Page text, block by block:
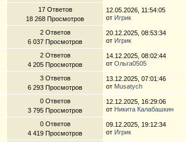
17 Ответов
18 268 Просмотров
12.05.2026, 11:54:05
от Игрик
2 Ответов
6 037 Просмотров
20.12.2025, 08:53:34
от Игрик
2 Ответов
4 205 Просмотров
14.12.2025, 08:02:44
отОльга0505
3 Ответов
6 293 Просмотров
13.12.2025, 07:01:46
от Musatych
0 Ответов
3 795 Просмотров
12.12.2025, 16:29:06
от Никита Калабашкин
0 Ответов
4 419 Просмотров
09.12.2025, 19:12:34
от Игрик